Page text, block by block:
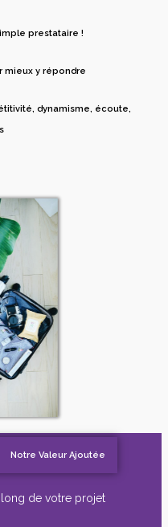
prestataire !
mieux y répondre
dynamisme, écoute,
Notre Valeur Ajoutée
de votre projet